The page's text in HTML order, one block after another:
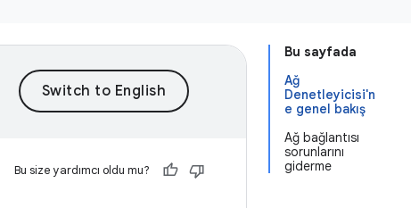
Bu sayfada
Ağ
Denetleyicisi'n
e genel bakış
Ağ bağlantısı
sorunlarını
giderme
Bu size yardımcı oldu mu?